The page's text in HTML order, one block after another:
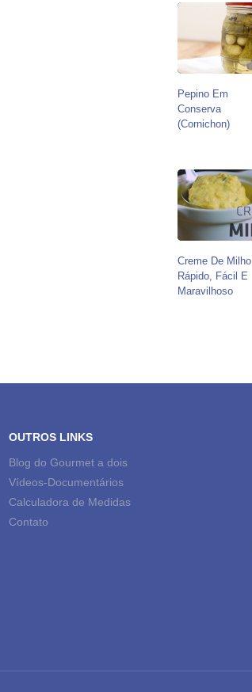
Pepino Em
Conserva
(Cornichon)
Creme De Milho
Rápido, Fácil E
Maravilhoso
OUTROS LINKS
Blog do Gourmet a dois
Vídeos-Documentários
Calculadora de Medidas
Contato